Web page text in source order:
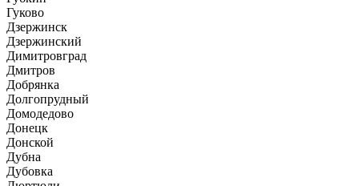
Гуково
Дзержинск
Дзержинский
Димитровград
Дмитров
Добрянка
Долгопрудный
Домодедово
Донецк
Донской
Дубна
Дубовка